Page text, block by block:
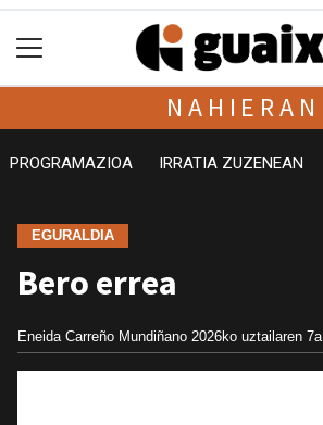
NAHIERAN
PROGRAMAZIOA IRRATIA ZUZENEAN
EGURALDIA
Bero errea
Eneida Carreño Mundiñano 2026ko uztailaren 7a